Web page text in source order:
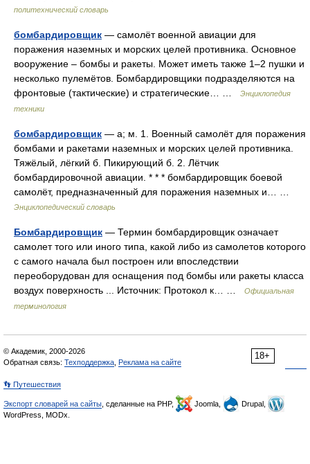
политехнический словарь
бомбардировщик — самолёт военной авиации для
поражения наземных и морских целей противника. Основное
вооружение – бомбы и ракеты. Может иметь также 1–2 пушки и
несколько пулемётов. Бомбардировщики подразделяются на
фронтовые (тактические) и стратегические… …
Энциклопедия
техники
бомбардировщик — а; м. 1. Военный самолёт для поражения
бомбами и ракетами наземных и морских целей противника.
Тяжёлый, лёгкий б. Пикирующий б. 2. Лётчик
бомбардировочной авиации. * * * бомбардировщик боевой
самолёт, предназначенный для поражения наземных и… …
Энциклопедический словарь
Бомбардировщик — Термин бомбардировщик означает
самолет того или иного типа, какой либо из самолетов которого
с самого начала был построен или впоследствии
переоборудован для оснащения под бомбы или ракеты класса
воздух поверхность ... Источник: Протокол к… …
Официальная
терминология
18+
© Академик, 2000-2026
Обратная связь: Техподдержка Реклама на сайте
👣 Путешествия
Экспорт словарей на сайты , сделанные на PHP, Joomla,
Drupal,
WordPress, MODx.